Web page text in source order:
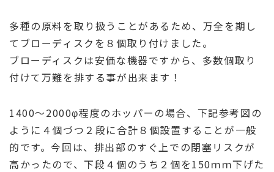
多種の原料を取り扱うことがあるため、万全を期し
てブローディスクを８個取り付けました。
ブローディスクは安価な機器ですから、多数個取り
付けて万難を排する事が出来ます！
1400～2000φ程度のホッパーの場合、下記参考図の
ように４個づつ２段に合計８個設置することが一般
的です。今回は、排出部のすぐ上での閉塞リスクが
高かったので、下段４個のうち２個を150ｍｍ下げた